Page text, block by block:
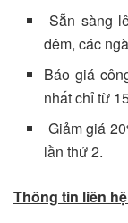
Sẵn sàng
đêm, các
Báo giá
nhất chỉ từ
Giảm giá
lần thứ 2.
Thông tin liên